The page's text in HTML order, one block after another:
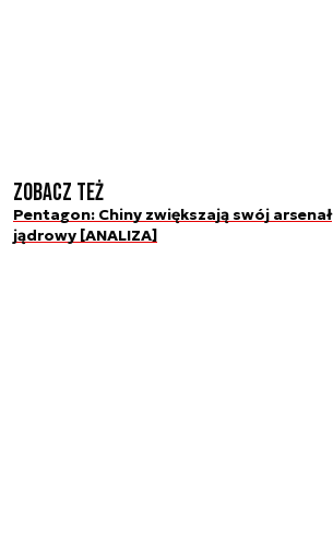
Zobacz też
Pentagon: Chiny zwiększają swój arsenał
jądrowy [ANALIZA]